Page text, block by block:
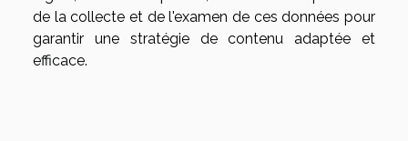
de la collecte et de l'examen de ces données pour
garantir une stratégie de contenu adaptée et
efficace.